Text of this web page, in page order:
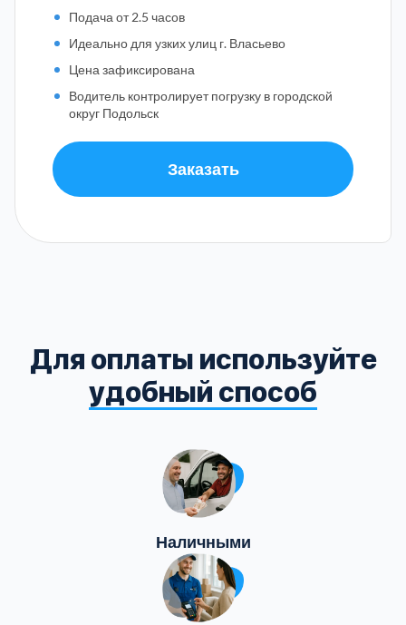
Подача от 2.5 часов
Идеально для узких улиц г. Власьево
Цена зафиксирована
Водитель контролирует погрузку в городской
округ Подольск
Заказать
Для оплаты используйте
удобный способ
Наличными